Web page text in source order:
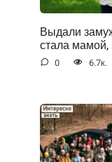
Выдали
стала мамой,
0 6.7к.